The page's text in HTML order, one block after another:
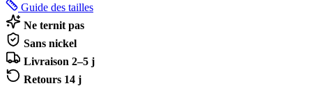
Guide des tailles
Ne ternit pas
Sans nickel
Livraison 2–5 j
Retours 14 j